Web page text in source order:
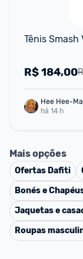
Tênis Smash
R$184,00
Hee Hee-
há 14 h
Mais opções
Ofertas Dafiti
Bonés e
Jaquetas e
Roupas